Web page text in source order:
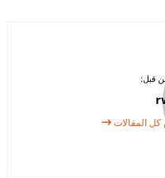
قبل:
المقالات